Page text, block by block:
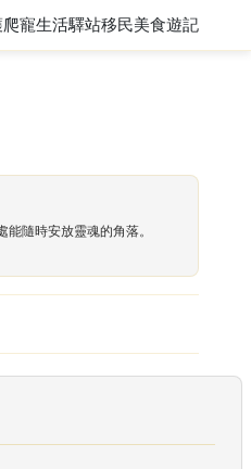
爬寵生活驛站移民美食遊記
隨時安放靈魂的角落。